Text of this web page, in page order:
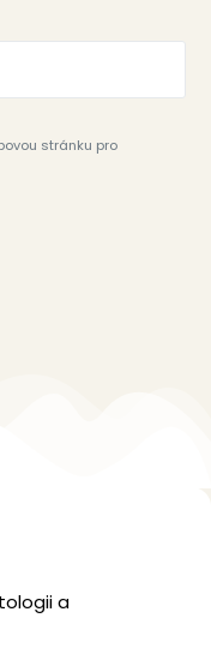
stránku pro
a